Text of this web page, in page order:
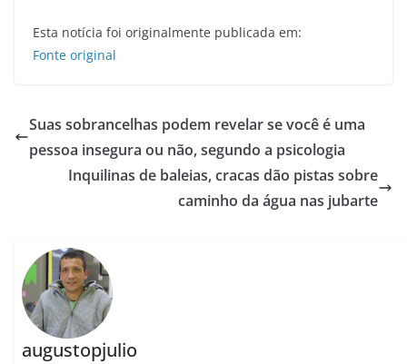
Esta notícia foi originalmente publicada em:
Fonte original
Suas sobrancelhas podem revelar se você é uma
pessoa insegura ou não, segundo a psicologia
Inquilinas de baleias, cracas dão pistas sobre
caminho da água nas jubarte
augustopjulio